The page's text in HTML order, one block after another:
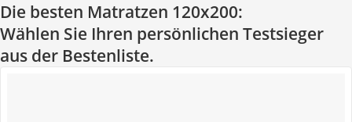
Die besten Matratzen 120x200:
Wählen Sie Ihren persönlichen Testsieger
aus der Bestenliste.